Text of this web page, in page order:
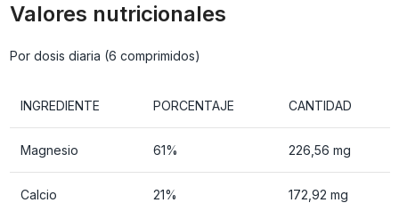
Valores nutricionales
Por dosis diaria (6 comprimidos)
INGREDIENTE PORCENTAJE CANTIDAD
Magnesio 61% 226,56 mg
Calcio 21% 172,92 mg